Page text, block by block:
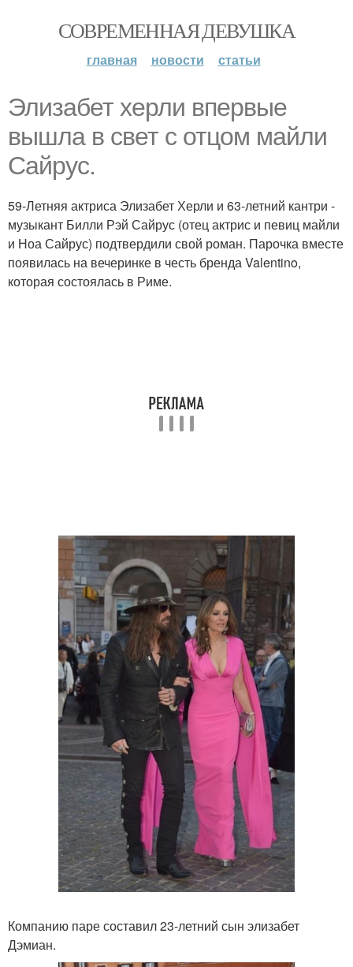
СОВРЕМЕННАЯ ДЕВУШКА
главная новости статьи
Элизабет херли впервые
вышла в свет с отцом майли
Сайрус.
59-Летняя актриса Элизабет Херли и 63-летний кантри -
музыкант Билли Рэй Сайрус (отец актрис и певиц майли
и Ноа Сайрус) подтвердили свой роман. Парочка вместе
появилась на вечеринке в честь бренда Valentino,
которая состоялась в Риме.
Компанию паре составил 23-летний сын элизабет
Дэмиан.